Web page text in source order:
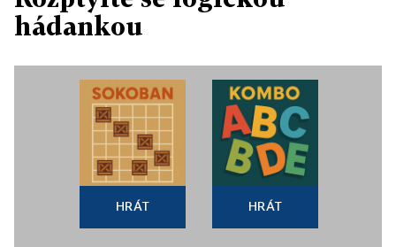
hádankou
HRÁT HRÁT